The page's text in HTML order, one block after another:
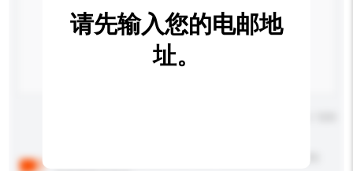
请先输入您的电邮地
址。